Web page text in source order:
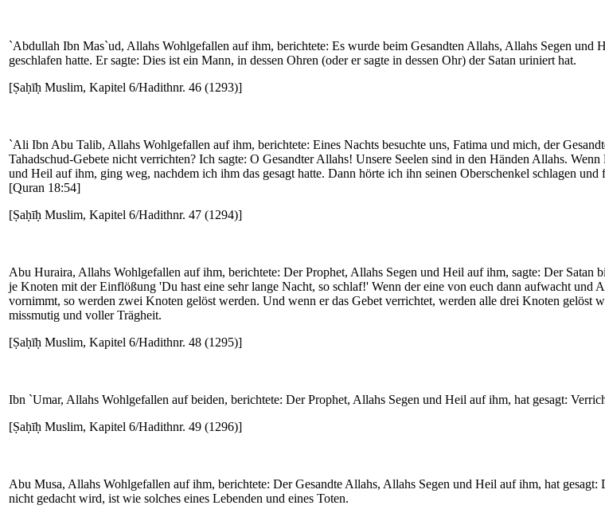
`Abdullah Ibn Mas`ud, Allahs Wohlgefallen auf ihm, berichtete: Es wurde beim Gesandten Allahs, Allahs Segen
geschlafen hatte. Er sagte: Dies ist ein Mann, in dessen Ohren (oder er sagte in dessen Ohr) der Satan uriniert hat.
[Ṣaḥīḥ Muslim, Kapitel 6/Hadithnr. 46 (1293)]
`Ali Ibn Abu Talib, Allahs Wohlgefallen auf ihm, berichtete: Eines Nachts besuchte uns, Fatima und mich, der
Tahadschud-Gebete nicht verrichten? Ich sagte: O Gesandter Allahs! Unsere Seelen sind in den Händen Allahs.
und Heil auf ihm, ging weg, nachdem ich ihm das gesagt hatte. Dann hörte ich ihn seinen Oberschenkel schlagen und
[Quran 18:54]
[Ṣaḥīḥ Muslim, Kapitel 6/Hadithnr. 47 (1294)]
Abu Huraira, Allahs Wohlgefallen auf ihm, berichtete: Der Prophet, Allahs Segen und Heil auf ihm, sagte: Der Satan
je Knoten mit der Einflößung 'Du hast eine sehr lange Nacht, so schlaf!' Wenn der eine von euch dann aufwacht
vornimmt, so werden zwei Knoten gelöst werden. Und wenn er das Gebet verrichtet, werden alle drei Knoten gelöst
missmutig und voller Trägheit.
[Ṣaḥīḥ Muslim, Kapitel 6/Hadithnr. 48 (1295)]
Ibn `Umar, Allahs Wohlgefallen auf beiden, berichtete: Der Prophet, Allahs Segen und Heil auf ihm, hat gesagt:
[Ṣaḥīḥ Muslim, Kapitel 6/Hadithnr. 49 (1296)]
Abu Musa, Allahs Wohlgefallen auf ihm, berichtete: Der Gesandte Allahs, Allahs Segen und Heil auf ihm, hat
nicht gedacht wird, ist wie solches eines Lebenden und eines Toten.